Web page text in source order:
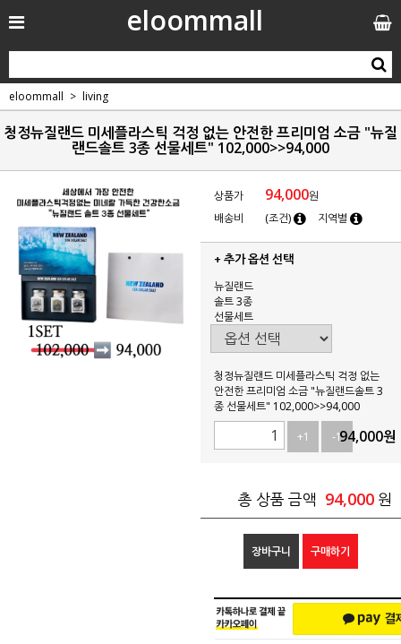
eloommall
eloommall living
청정뉴질랜드 미세플라스틱 걱정 없는 안전한 프리미엄 소금 "뉴질
랜드솔트 3종 선물세트" 102,000>>94,000
상품가 94,000원
배송비
(조건) 지역별
+ 추가 옵션 선택
뉴질랜드
솔트 3종
선물세트
청정뉴질랜드 미세플라스틱 걱정 없는
안전한 프리미엄 소금 "뉴질랜드솔트 3
종 선물세트" 102,000>>94,000
+1
-194,000원
총 상품 금액 94,000 원
장바구니 구매하기